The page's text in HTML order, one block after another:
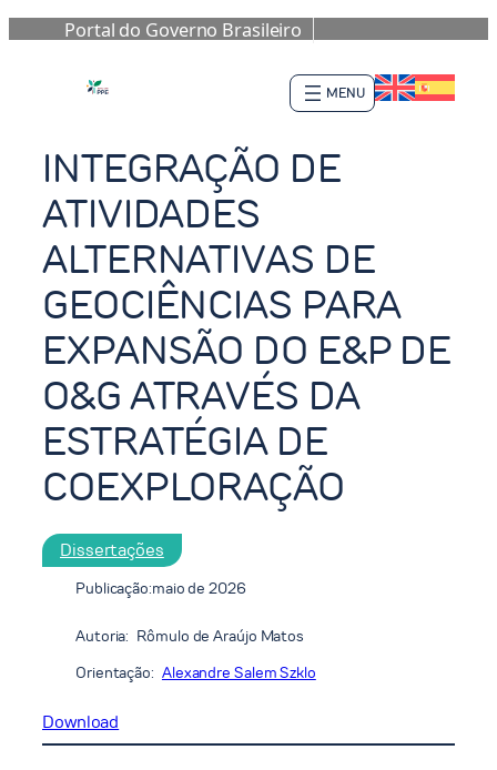
Portal do Governo Brasileiro
para
o
INTEGRAÇÃO DE
ATIVIDADES
ALTERNATIVAS DE
GEOCIÊNCIAS PARA
EXPANSÃO DO E&P DE
O&G ATRAVÉS DA
ESTRATÉGIA DE
COEXPLORAÇÃO
Dissertações
Publicação:maio de 2026
Autoria: Rômulo de Araújo Matos
Orientação: Alexandre Salem Szklo
Download